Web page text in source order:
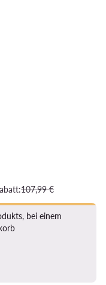
107,99 €
bei einem